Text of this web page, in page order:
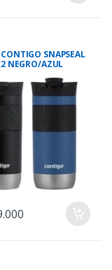
SNAPSEAL
NEGRO/AZUL